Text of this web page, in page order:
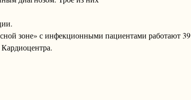
зоне» с инфекционными пациентами работают 39